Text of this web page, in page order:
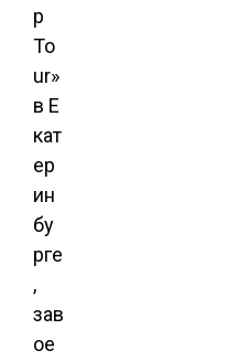
p
To
ur»
в Е
кат
ер
ин
бу
рге
,
зав
ое